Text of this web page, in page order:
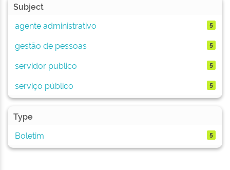
Subject
agente administrativo
5
gestão de pessoas 5
servidor publico 5
serviço público 5
Type
Boletim
5